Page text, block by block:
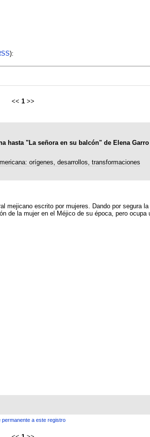
):
<< 1 >>
hasta "La señora en su balcón" de Elena Garro
orígenes, desarrollos, transformaciones
por mujeres. Dando por segura la autoría de sor Juana
de la mujer en el Méjico de su época, pero
permanente a este registro